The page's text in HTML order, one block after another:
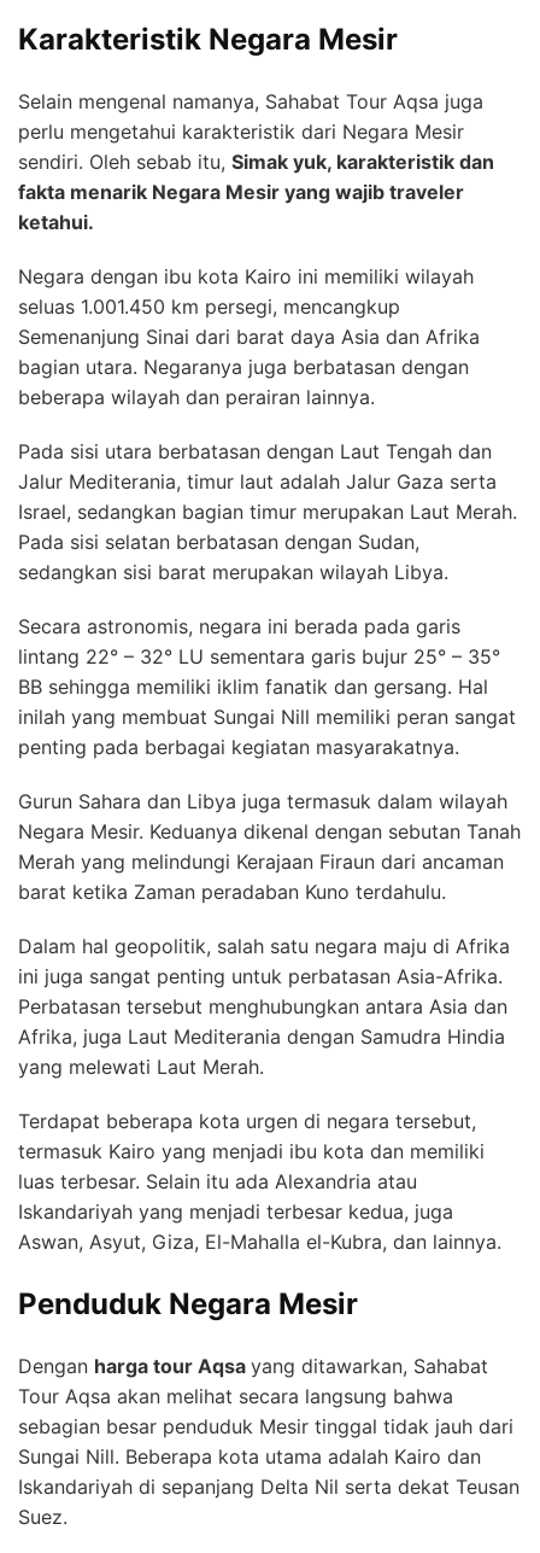
Karakteristik Negara Mesir
Selain mengenal namanya, Sahabat Tour Aqsa juga
perlu mengetahui karakteristik dari Negara Mesir
sendiri. Oleh sebab itu, Simak yuk, karakteristik dan
fakta menarik Negara Mesir yang wajib traveler
ketahui.
Negara dengan ibu kota Kairo ini memiliki wilayah
seluas 1.001.450 km persegi, mencangkup
Semenanjung Sinai dari barat daya Asia dan Afrika
bagian utara. Negaranya juga berbatasan dengan
beberapa wilayah dan perairan lainnya.
Pada sisi utara berbatasan dengan Laut Tengah dan
Jalur Mediterania, timur laut adalah Jalur Gaza serta
Israel, sedangkan bagian timur merupakan Laut Merah.
Pada sisi selatan berbatasan dengan Sudan,
sedangkan sisi barat merupakan wilayah Libya.
Secara astronomis, negara ini berada pada garis
lintang 22° – 32° LU sementara garis bujur 25° – 35°
BB sehingga memiliki iklim fanatik dan gersang. Hal
inilah yang membuat Sungai Nill memiliki peran sangat
penting pada berbagai kegiatan masyarakatnya.
Gurun Sahara dan Libya juga termasuk dalam wilayah
Negara Mesir. Keduanya dikenal dengan sebutan Tanah
Merah yang melindungi Kerajaan Firaun dari ancaman
barat ketika Zaman peradaban Kuno terdahulu.
Dalam hal geopolitik, salah satu negara maju di Afrika
ini juga sangat penting untuk perbatasan Asia-Afrika.
Perbatasan tersebut menghubungkan antara Asia dan
Afrika, juga Laut Mediterania dengan Samudra Hindia
yang melewati Laut Merah.
Terdapat beberapa kota urgen di negara tersebut,
termasuk Kairo yang menjadi ibu kota dan memiliki
luas terbesar. Selain itu ada Alexandria atau
Iskandariyah yang menjadi terbesar kedua, juga
Aswan, Asyut, Giza, El-Mahalla el-Kubra, dan lainnya.
Penduduk Negara Mesir
Dengan harga tour Aqsa yang ditawarkan, Sahabat
Tour Aqsa akan melihat secara langsung bahwa
sebagian besar penduduk Mesir tinggal tidak jauh dari
Sungai Nill. Beberapa kota utama adalah Kairo dan
Iskandariyah di sepanjang Delta Nil serta dekat Teusan
Suez.